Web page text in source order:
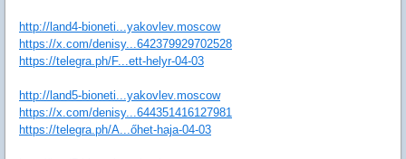
http://land4-bioneti...yakovlev.moscow
https://x.com/denisy...642379929702528
https://telegra.ph/F...ett-helyr-04-03
http://land5-bioneti...yakovlev.moscow
https://x.com/denisy...644351416127981
https://telegra.ph/A...őhet-haja-04-03